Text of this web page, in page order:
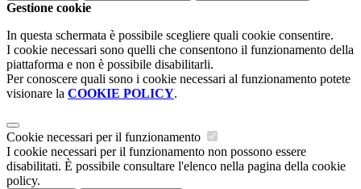
Gestione cookie
In questa schermata è possibile scegliere quali cookie consentire.
I cookie necessari sono quelli che consentono il funzionamento della
piattaforma e non è possibile disabilitarli.
Per conoscere quali sono i cookie necessari al funzionamento potete
visionare la COOKIE POLICY.
Cookie necessari per il funzionamento
I cookie necessari per il funzionamento non possono essere
disabilitati. È possibile consultare l'elenco nella pagina della cookie
policy.